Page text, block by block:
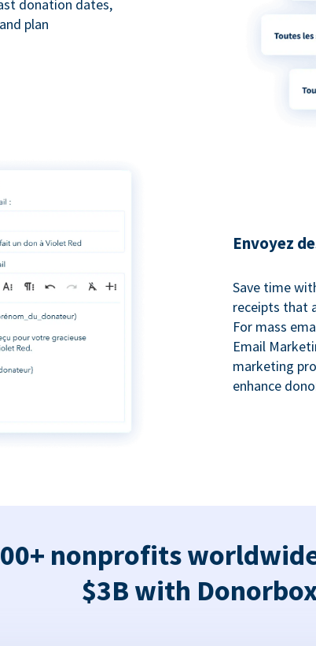
donation dates,
plan
Envoyez
Save time
receipts that
For mass
Email
marketing
enhance
nonprofits
$3B with